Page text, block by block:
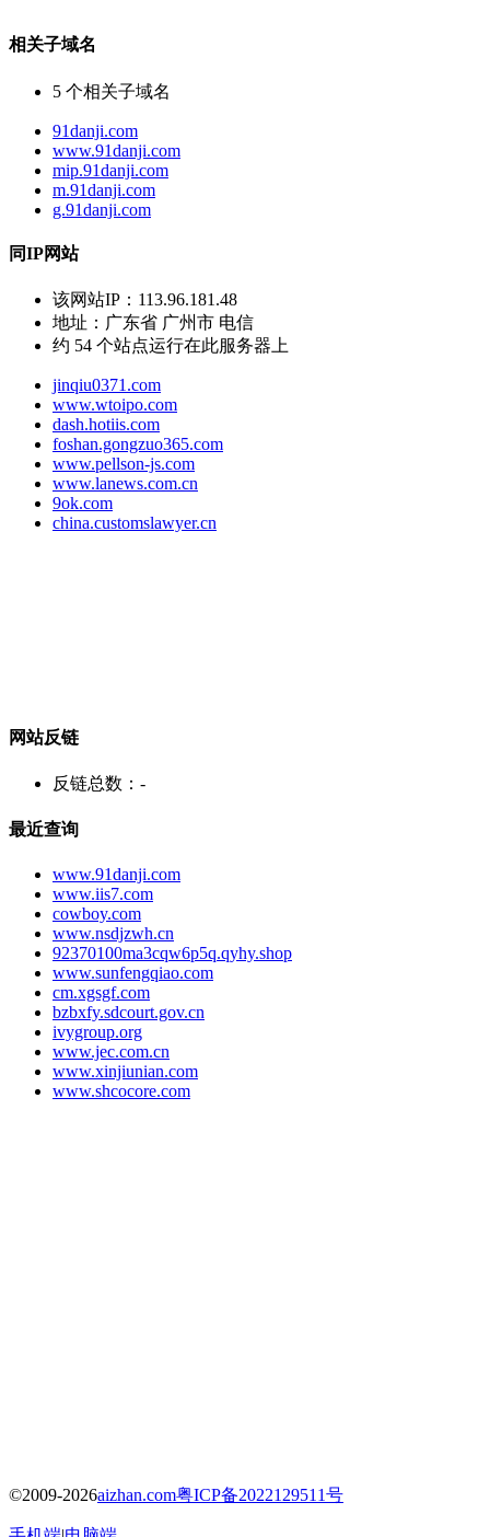
相关子域名
5 个相关子域名
91danji.com
www.91danji.com
mip.91danji.com
m.91danji.com
g.91danji.com
同IP网站
该网站IP： 113.96.181.48
地址： 广东省 广州市 电信
约 54 个站点运行在此服务器上
jinqiu0371.com
www.wtoipo.com
dash.hotiis.com
foshan.gongzuo365.com
www.pellson-js.com
www.lanews.com.cn
9ok.com
china.customslawyer.cn
网站反链
反链总数： -
最近查询
www.91danji.com
www.iis7.com
cowboy.com
www.nsdjzwh.cn
92370100ma3cqw6p5q.qyhy.shop
www.sunfengqiao.com
cm.xgsgf.com
bzbxfy.sdcourt.gov.cn
ivygroup.org
www.jec.com.cn
www.xinjiunian.com
www.shcocore.com
©2009-2026aizhan.com粤ICP备2022129511号